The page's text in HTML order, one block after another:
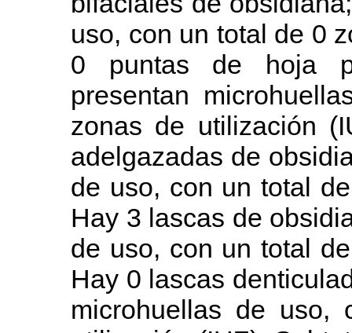
uso, con un total de 0
0 puntas de hoja
presentan
zonas de utilización
adelgazadas de
de uso, con un total
Hay 3 lascas de
de uso, con un total
Hay 0 lascas
microhuellas de